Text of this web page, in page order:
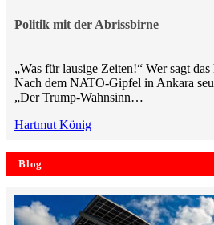
Politik mit der Abrissbirne
„Was für lausige Zeiten!“ Wer sagt
Nach dem NATO-Gipfel in Ankara
„Der Trump-Wahnsinn…
Hartmut König
Blog